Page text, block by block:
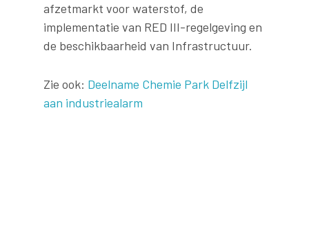
afzetmarkt voor waterstof, de
implementatie van RED III-regelgeving en
de beschikbaarheid van Infrastructuur.
Zie ook: Deelname Chemie Park Delfzijl
aan industriealarm